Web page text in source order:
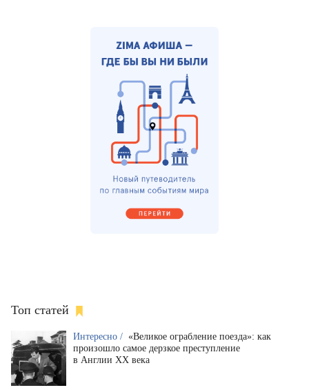
Топ статей
Интересно / «Великое ограбление поезда»: как
произошло самое дерзкое преступление
в Англии XX века